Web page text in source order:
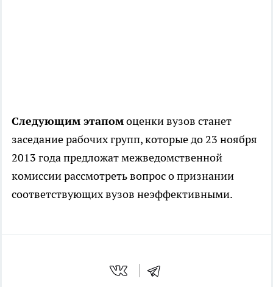
Следующим этапомоценки вузов станет
заседание рабочих групп, которые до 23 ноября
2013 года предложат межведомственной
комиссии рассмотреть вопрос о признании
соответствующих вузов неэффективными.